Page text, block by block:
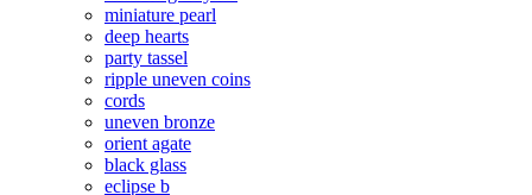
miniature pearl
deep hearts
party tassel
ripple uneven coins
cords
uneven bronze
orient agate
black glass
eclipse b